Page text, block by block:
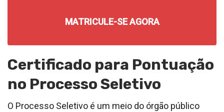
MATRICULE-SE AGORA
Certificado para Pontuação
no Processo Seletivo
O Processo Seletivo é um meio do órgão público